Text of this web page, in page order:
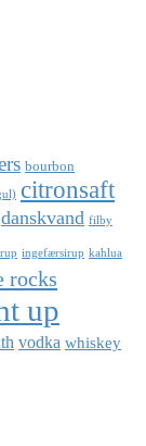
bourbon
citronsaft
danskvand filby
ingefærsirup kahlua
rocks
up
vodka whiskey